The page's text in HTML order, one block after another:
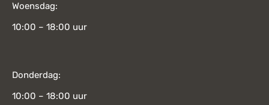
Woensdag:
10:00 – 18:00 uur
Donderdag:
10:00 – 18:00 uur